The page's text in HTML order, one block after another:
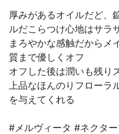
厚みがあるオイルだど、
ルだこらつけ心地はサラ
まろやかな感触だからメ
質まで優しくオフ
オフした後は潤いも残り
上品なほんのりフローラ
を与えてくれる
#メルヴィータ #ネクタ